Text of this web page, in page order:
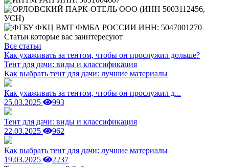
Статьи которые вас заинтересуют
Все статьи
Как ухаживать за тентом, чтобы он прослужил дольше?
Тент для дачи: виды и классификация
Как выбрать тент для дачи: лучшие материалы
Как ухаживать за тентом, чтобы он прослужил д...
25.03.2025
993
Тент для дачи: виды и классификация
22.03.2025
962
Как выбрать тент для дачи: лучшие материалы
19.03.2025
2237